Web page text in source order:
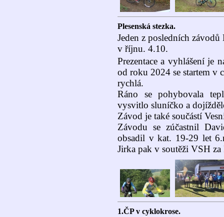
Plesenská stezka.
Jeden z posledních
v říjnu. 4.10.
Prezentace a vyhlášení je
od roku 2024 se startem v
rychlá.
Ráno se pohybovala
vysvitlo sluníčko a
Závod je také součástí
Závodu se zúčastnil
obsadil v kat. 19-29 let
Jirka pak v soutěži VSH
1.ČP v cyklokrose.